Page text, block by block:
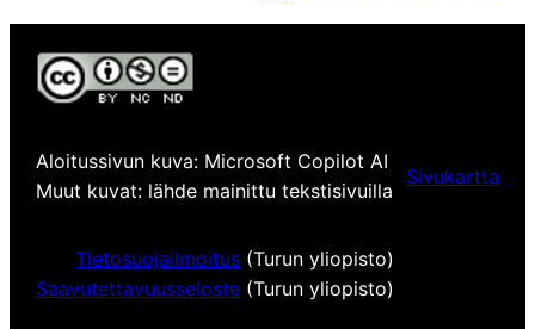
Aloitussivun kuva: Microsoft Copilot AI
Muut kuvat: lähde mainittu tekstisivuilla
Sivukartta
Tietosuojailmoitus (Turun yliopisto)
Saavutettavuusseloste (Turun yliopisto)